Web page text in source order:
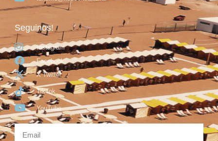
Seguinos!
Instagram
Facebook
X Twitter
TikTok
YouTube